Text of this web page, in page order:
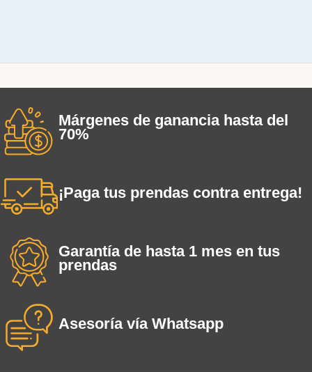
Márgenes de ganancia hasta del
70%
¡Paga tus prendas contra entrega!
Garantía de hasta 1 mes en tus
prendas
Asesoría vía Whatsapp